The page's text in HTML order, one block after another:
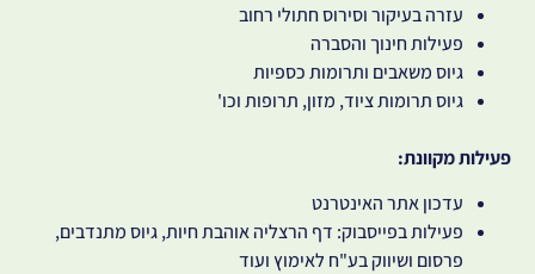
עזרה בעיקור וסירוס חתולי רחוב
פעילות חינוך והסברה
גיוס משאבים ותרומות כספיות
גיוס תרומות ציוד, מזון, תרופות וכו'
פעילות מקוונת:
עדכון אתר האינטרנט
פעילות בפייסבוק: דף הרצליה אוהבת חיות, גיוס מתנדבים,
פרסום ושיווק בע"ח לאימוץ ועוד